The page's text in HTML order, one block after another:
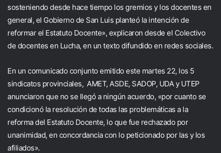
sosteniendo desde hace tiempo los gremios y los docentes en
general, el Gobierno de San Luis planteó la intención de
reformar el Estatuto Docente», explicaron desde el Colectivo
de docentes en Lucha, en un texto difundido en redes sociales.
En un comunicado conjunto emitido este martes 22, los 5
sindicatos provinciales, AMET, ASDE, SADOP, UDA y UTEP
anunciaron que no se llegó a ningún acuerdo, «por cuanto se
condicionó la resolución de todas las problemáticas a la
reforma del Estatuto Docente, lo que fue rechazado por
unanimidad, en concordancia con lo peticionado por las y los
afiliados».